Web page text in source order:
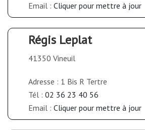
Email : Cliquer pour mettre à jour
Régis Leplat
41350 Vineuil
Adresse : 1 Bis R Tertre
Tél : 02 36 23 40 56
Email : Cliquer pour mettre à jour